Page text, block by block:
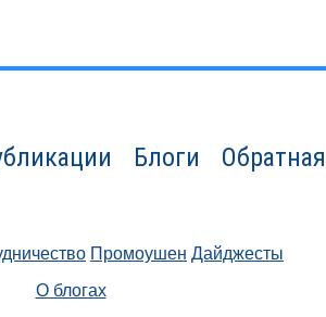
Блоги
Промоушен Дайджесты
О блогах